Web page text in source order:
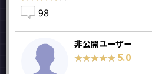
98
非公開ユーザー
★★★★★
★★★★★ 5.0